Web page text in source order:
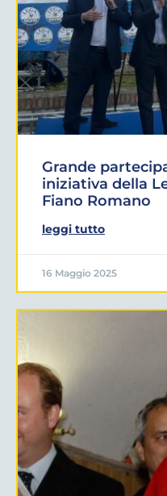
Grande
iniziativa della
Fiano Romano
leggi tutto
16 Maggio 2025